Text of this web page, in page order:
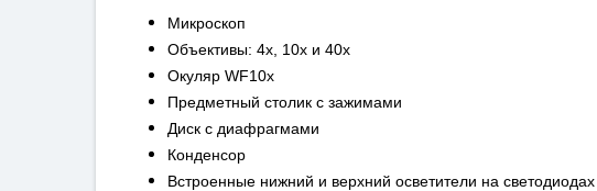
Микроскоп
Объективы: 4х, 10х и 40х
Окуляр WF10х
Предметный столик с зажимами
Диск с диафрагмами
Конденсор
Встроенные нижний и верхний осветители на светодиодах